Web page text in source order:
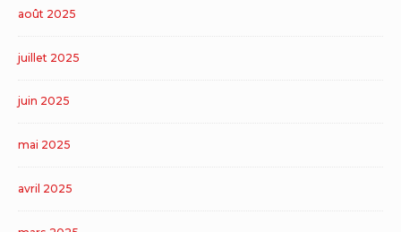
août 2025
juillet 2025
juin 2025
mai 2025
avril 2025